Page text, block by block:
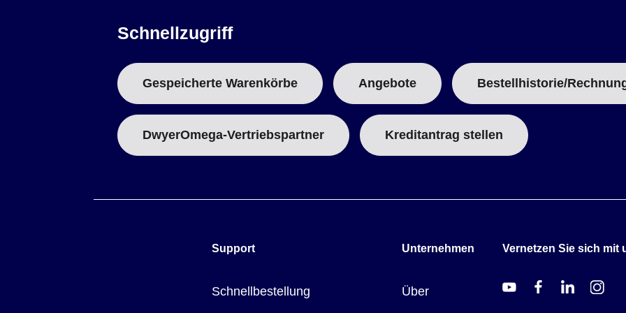
Schnellzugriff
Gespeicherte Warenkörbe Angebote Bestellhistorie/
DwyerOmega-Vertriebspartner Kreditantrag stellen
Support
Schnellbestellung
Unternehmen
Über
Vernetzen Sie sich mit